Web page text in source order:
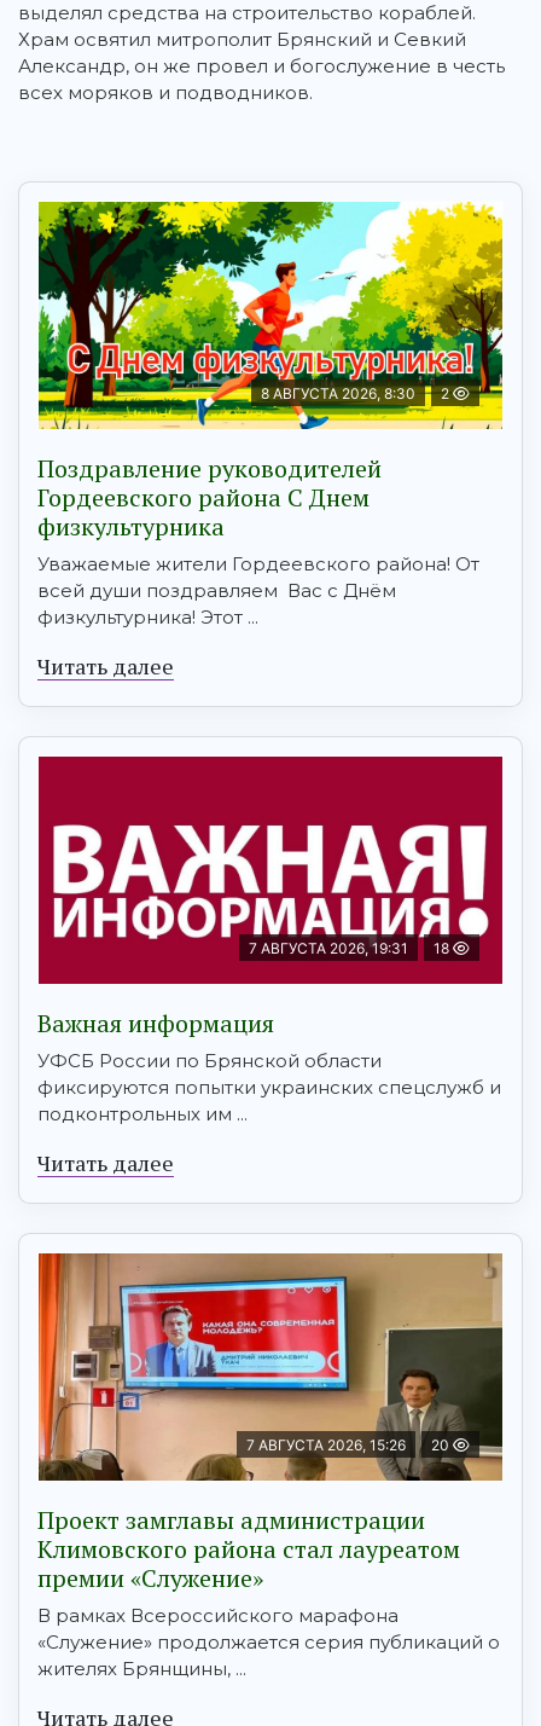
выделял средства на строительство кораблей.
Храм освятил митрополит Брянский и Севкий
Александр, он же провел и богослужение в честь
всех моряков и подводников.
8 АВГУСТА 2026, 8:30 2
Поздравление руководителей
Гордеевского района С Днем
физкультурника
Уважаемые жители Гордеевского района! От
всей души поздравляем Вас с Днём
физкультурника! Этот ...
Читать далее
7 АВГУСТА 2026, 19:31 18
Важная информация
УФСБ России по Брянской области
фиксируются попытки украинских спецслужб и
подконтрольных им ...
Читать далее
7 АВГУСТА 2026, 15:26 20
Проект замглавы администрации
Климовского района стал лауреатом
премии «Служение»
В рамках Всероссийского марафона
«Служение» продолжается серия публикаций о
жителях Брянщины, ...
Читать далее